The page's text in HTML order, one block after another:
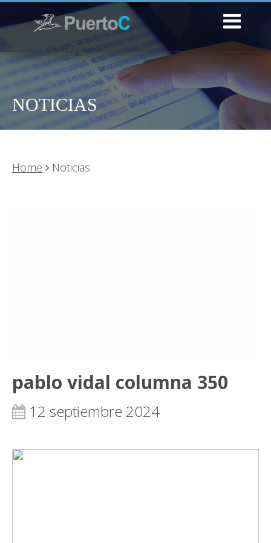
NOTICIAS
Home Noticias
pablo vidal columna 350
12 septiembre 2024